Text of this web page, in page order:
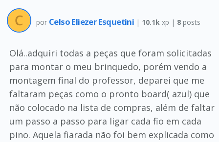
por Celso Eliezer Esquetini | 10.1k xp | 8posts
Olá..adquiri todas a peças que foram solicitadas
para montar o meu brinquedo, porém vendo a
montagem final do professor, deparei que me
faltaram peças como o pronto board( azul) que
não colocado na lista de compras, além de faltar
um passo a passo para ligar cada fio em cada
pino. Aquela fiarada não foi bem explicada como